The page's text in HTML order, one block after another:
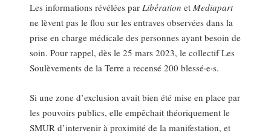
Les informations révélées parLibération etMediapart
ne lèvent pas le flou sur les entraves observées dans la
prise en charge médicale des personnes ayant besoin de
soin. Pour rappel, dès le 25 mars 2023, le collectif Les
Soulèvements de la Terre a recensé 200 blessé·e·s.
Si une zone d’exclusion avait bien été mise en place par
les pouvoirs publics, elle empêchait théoriquement le
SMUR d’intervenir à proximité de la manifestation, et